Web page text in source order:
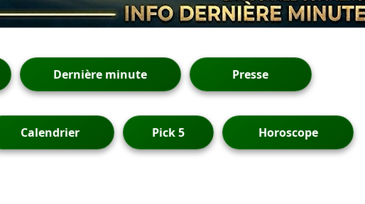
Dernière minute Presse
Calendrier Pick 5 Horoscope